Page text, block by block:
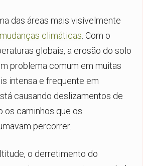
das áreas mais visivelmente
mudanças climáticas . Com o
globais, a erosão do solo
problema comum em muitas
intensa e frequente em
causando deslizamentos de
os caminhos que os
percorrer.
o derretimento do